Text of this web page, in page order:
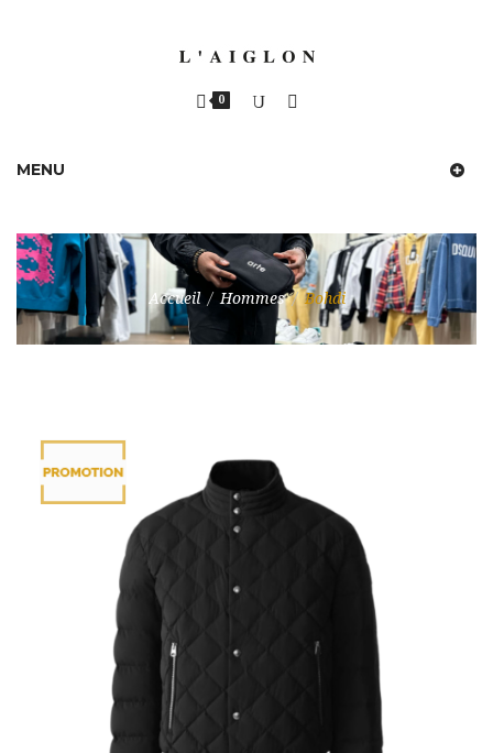
0
MENU
Accueil / Hommes / Bohdi